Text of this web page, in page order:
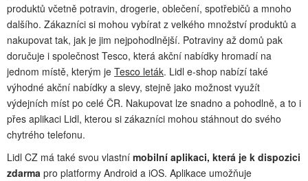
produktů včetně potravin, drogerie, oblečení, spotřebičů a mnoho
dalšího. Zákazníci si mohou vybírat z velkého množství produktů a
nakupovat tak, jak je jim nejpohodlnější. Potraviny až domů pak
doručuje i společnost Tesco, která akční nabídky hromadí na
jednom místě, kterým je Tesco leták. Lidl e-shop nabízí také
výhodné akční nabídky a slevy, stejně jako možnost využít
výdejních míst po celé ČR. Nakupovat lze snadno a pohodlně, a to i
přes aplikaci Lidl, kterou si zákazníci mohou stáhnout do svého
chytrého telefonu.
Lidl CZ má také svou vlastní mobilní aplikaci, která je k dispozici
zdarma pro platformy Android a iOS. Aplikace umožňuje